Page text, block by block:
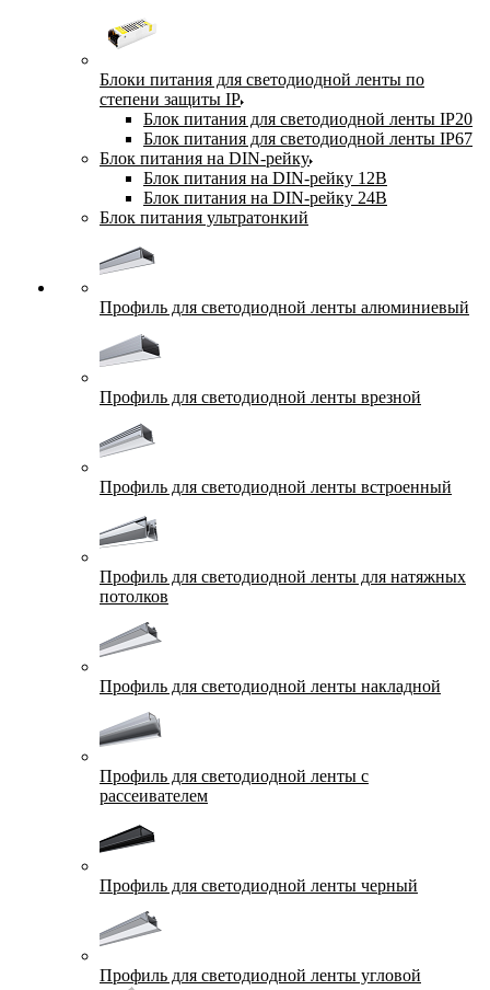
Блоки питания для светодиодной ленты по
степени защиты IP
Блок питания для светодиодной ленты IP20
Блок питания для светодиодной ленты IP67
Блок питания на DIN-рейку
Блок питания на DIN-рейку 12В
Блок питания на DIN-рейку 24В
Блок питания ультратонкий
Профиль для светодиодной ленты алюминиевый
Профиль для светодиодной ленты врезной
Профиль для светодиодной ленты встроенный
Профиль для светодиодной ленты для натяжных
потолков
Профиль для светодиодной ленты накладной
Профиль для светодиодной ленты с
рассеивателем
Профиль для светодиодной ленты черный
Профиль для светодиодной ленты угловой